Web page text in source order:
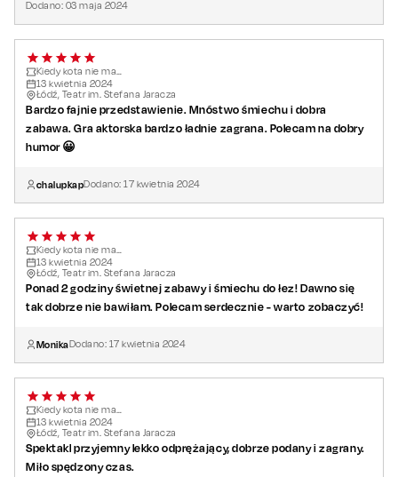
Dodano: 03 maja 2024
Kiedy kota nie ma…
13 kwietnia 2024
Łódź, Teatr im. Stefana Jaracza
Bardzo fajnie przedstawienie. Mnóstwo śmiechu i dobra
zabawa. Gra aktorska bardzo ładnie zagrana. Polecam na dobry
humor 😀
chalupkapDodano:17 kwietnia 2024
Kiedy kota nie ma…
13 kwietnia 2024
Łódź, Teatr im. Stefana Jaracza
Ponad 2 godziny świetnej zabawy i śmiechu do łez! Dawno się
tak dobrze nie bawiłam. Polecam serdecznie - warto zobaczyć!
MonikaDodano: 17 kwietnia 2024
Kiedy kota nie ma…
13 kwietnia 2024
Łódź, Teatr im. Stefana Jaracza
Spektakl przyjemny lekko odprężający, dobrze podany i zagrany.
Miło spędzony czas.